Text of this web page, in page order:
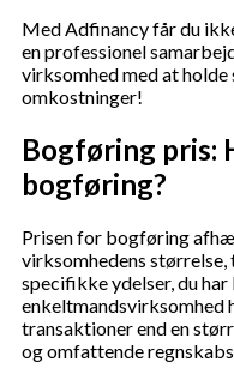
Med Adfinancy får du
en professionel
virksomhed med at
omkostninger!
Bogføring pris:
bogføring?
Prisen for bogføring
virksomhedens
specifikke ydelser, du
transaktioner end en
og omfattende